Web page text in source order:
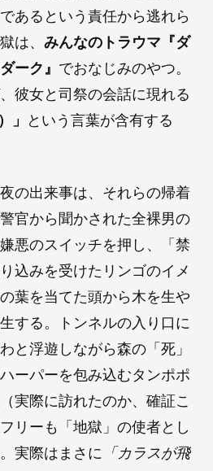
あるという責任から逃れら
は、 みんなのトラウマ『ダ
ーク』 でおなじみのやつ。
彼女と司祭の会話に現れる
」
という言葉が含有する
の出来事は、それらの帰着
官から聞かされた全裸男の
悪のスイッチを押し、「禁
込みを受けたリンゴのイメ
葉を当てた頭から木を生や
する。トンネルの入り口に
と浮遊しながら森の「死」
ーパーを包み込むタンポポ
実際に訪れたのか、確証こ
リーも「地獄」の使者とし
実際はまさに 「カラスが飛